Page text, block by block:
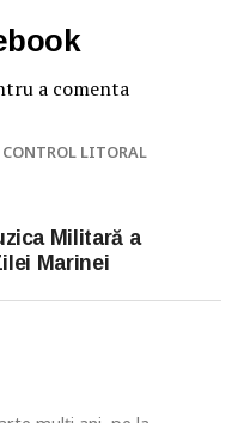
a comenta
LITORAL
Militară a
Marinei